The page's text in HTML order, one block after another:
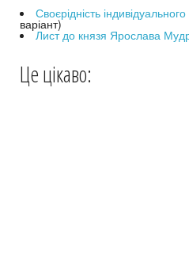
Своєрідність
варіант)
Лист до князя Ярослава
Це цікаво: